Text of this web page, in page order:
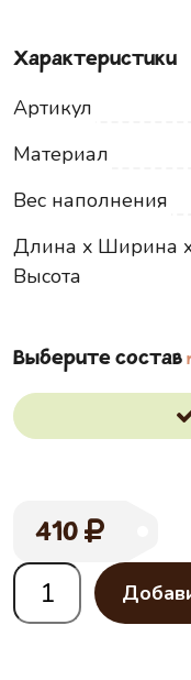
Характеристики
Артикул
Материал
Вес наполнения
Длина x Ширина
Высота
Выберите состав
410